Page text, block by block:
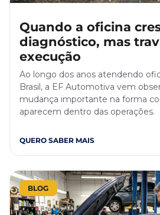
Quando a oficina
diagnóstico, mas
execução
Ao longo dos anos atendendo
Brasil, a EF Automotiva vem
mudança importante na forma
aparecem dentro das operações.
QUERO SABER MAIS
BLOG